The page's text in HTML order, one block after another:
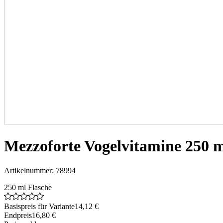
Mezzoforte Vogelvitamine 250
Artikelnummer: 78994
250 ml Flasche
Basispreis für Variante14,12 €
Endpreis16,80 €